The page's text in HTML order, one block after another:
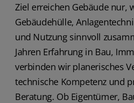
Ziel erreichen Gebäude nur,
Gebäudehülle,
und Nutzung sinnvoll
Jahren Erfahrung in Bau,
verbinden wir planerisches
technische Kompetenz und
Beratung. Ob Eigentümer,